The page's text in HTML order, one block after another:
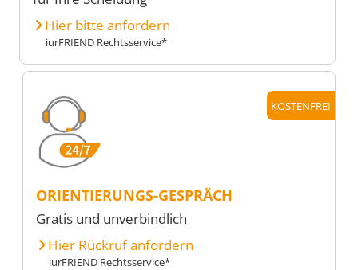
Hier bitte anfordern
iurFRIEND Rechtsservice*
KOSTENFREI
ORIENTIERUNGS-GESPRÄCH
Gratis und unverbindlich
Hier Rückruf anfordern
iurFRIEND Rechtsservice*